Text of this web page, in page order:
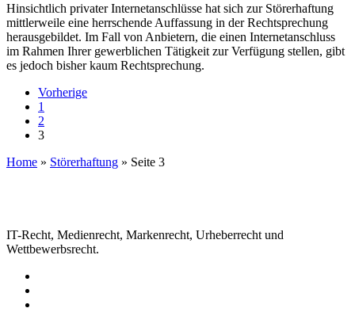
Hinsichtlich privater Internetanschlüsse hat sich zur Störerhaftung
mittlerweile eine herrschende Auffassung in der Rechtsprechung
herausgebildet. Im Fall von Anbietern, die einen Internetanschluss
im Rahmen Ihrer gewerblichen Tätigkeit zur Verfügung stellen, gibt
es jedoch bisher kaum Rechtsprechung.
Vorherige
1
2
3
Home » Störerhaftung » Seite 3
IT-Recht, Medienrecht, Markenrecht, Urheberrecht und
Wettbewerbsrecht.